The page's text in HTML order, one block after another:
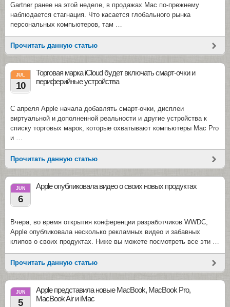
Gartner ранее на этой неделе, в продажах Mac по-прежнему
наблюдается стагнация. Что касается глобального рынка
персональных компьютеров, там …
Прочитать данную статью
JUL
10
Торговая марка iCloud будет включать смарт-очки и
периферийные устройства
С апреля Apple начала добавлять смарт-очки, дисплеи
виртуальной и дополненной реальности и другие устройства к
списку торговых марок, которые охватывают компьютеры Mac Pro
и …
Прочитать данную статью
JUN
6
Apple опубликовала видео о своих новых продуктах
Вчера, во время открытия конференции разработчиков WWDC,
Apple опубликовала несколько рекламных видео и забавных
клипов о своих продуктах. Ниже вы можете посмотреть все эти …
Прочитать данную статью
JUN
5
Apple представила новые MacBook, MacBook Pro,
MacBook Air и iMac